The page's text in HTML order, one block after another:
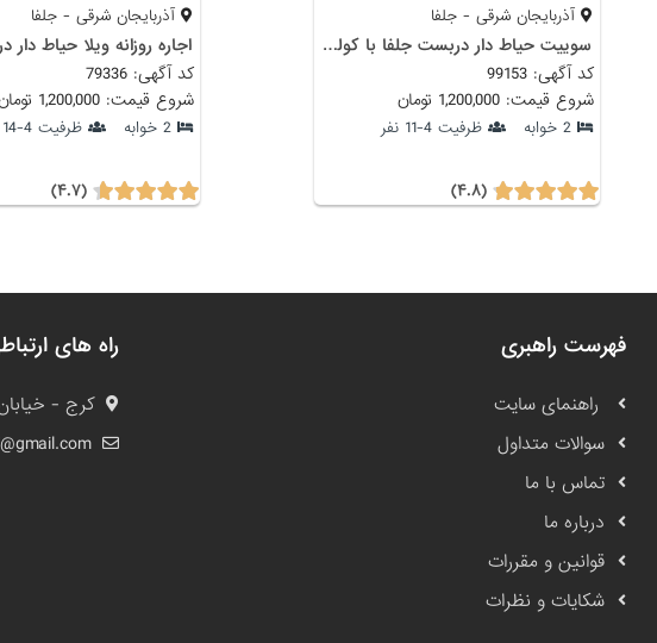
آذربایجان شرقی - جلفا
سوییت حیاط دار دربست جلفا با کولرگازی و پارگینگ
کد آگهی: 99153
شروع قیمت: 1,200,000 تومان
2 خوابه ظرفیت 4-11 نفر
(۴.۸)
آذربایجان شرقی - جلفا
اجاره روزانه ویلا حیاط دار
کد آگهی: 79336
شروع قیمت: 1,200,000 تومان
2 خوابه ظرفیت 4-14 نفر
(۴.۷)
فهرست راهبری
راهنمای سایت
سوالات متداول
تماس با ما
درباره ما
قوانین و مقررات
شکایات و نظرات
راه های
کرج -